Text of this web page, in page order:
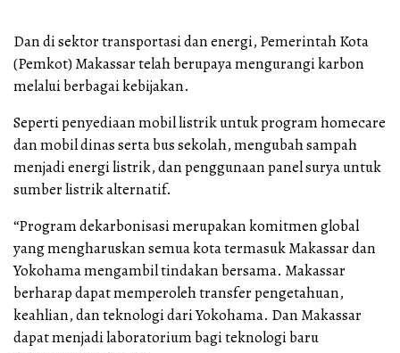
Dan di sektor transportasi dan energi, Pemerintah Kota
(Pemkot) Makassar telah berupaya mengurangi karbon
melalui berbagai kebijakan.
Seperti penyediaan mobil listrik untuk program homecare
dan mobil dinas serta bus sekolah, mengubah sampah
menjadi energi listrik, dan penggunaan panel surya untuk
sumber listrik alternatif.
“Program dekarbonisasi merupakan komitmen global
yang mengharuskan semua kota termasuk Makassar dan
Yokohama mengambil tindakan bersama. Makassar
berharap dapat memperoleh transfer pengetahuan,
keahlian, dan teknologi dari Yokohama. Dan Makassar
dapat menjadi laboratorium bagi teknologi baru